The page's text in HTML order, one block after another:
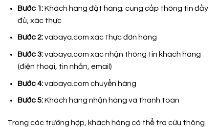
Bước 1:Khách hàng đặt hàng; cung cấp thông tin đầy
đủ, xác thực
Bước 2:vabaya.com xác thực đơn hàng
Bước 3:vabaya.com xác nhận thông tin khách hàng
(điện thoại, tin nhắn, email)
Bước 4:vabaya.com chuyển hàng
Bước 5:Khách hàng nhận hàng và thanh toán
Trong các trường hợp, khách hàng có thể tra cứu thông